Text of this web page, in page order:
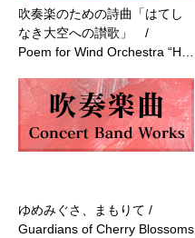
吹奏楽のための詩曲「はてし
なき大空への讃歌」 /
Poem for Wind Orchestra “H…
ゆめみぐさ、まもりて /
Guardians of Cherry Blossoms